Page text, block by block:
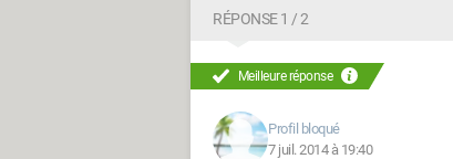
RÉPONSE 1 / 2
Meilleure réponse
Profil bloqué
7 juil. 2014 à 19:40